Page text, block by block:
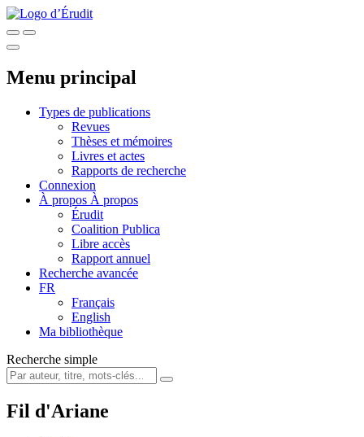
Menu principal
Types de publications
Revues
Thèses et mémoires
Livres et actes
Rapports de recherche
Connexion
À propos À propos
Érudit
Coalition Publica
Libre accès
Rapport annuel
Recherche avancée
FR
Français
English
Ma bibliothèque
Recherche simple
Fil d'Ariane